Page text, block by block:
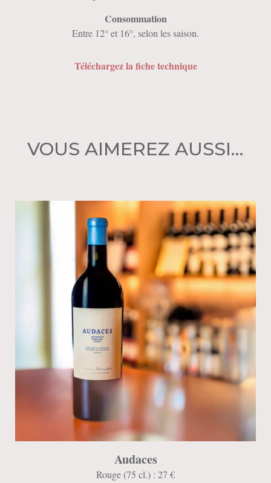
Consommation
Entre 12° et 16°, selon les saison.
Téléchargez la fiche technique
VOUS AIMEREZ AUSSI…
Audaces
Rouge (75 cl.) : 27 €